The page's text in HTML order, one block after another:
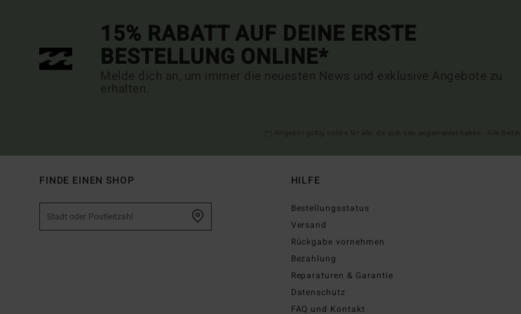
15% RABATT AUF DEINE ERSTE
BESTELLUNG ONLINE*
Melde dich an, um immer die neuesten News und exklusive Angebote zu
erhalten.
FINDE EINEN SHOP HILFE
Bestellungsstatus
Versand
Rückgabe vornehmen
Bezahlung
Reparaturen & Garantie
Datenschutz
FAQ und Kontakt